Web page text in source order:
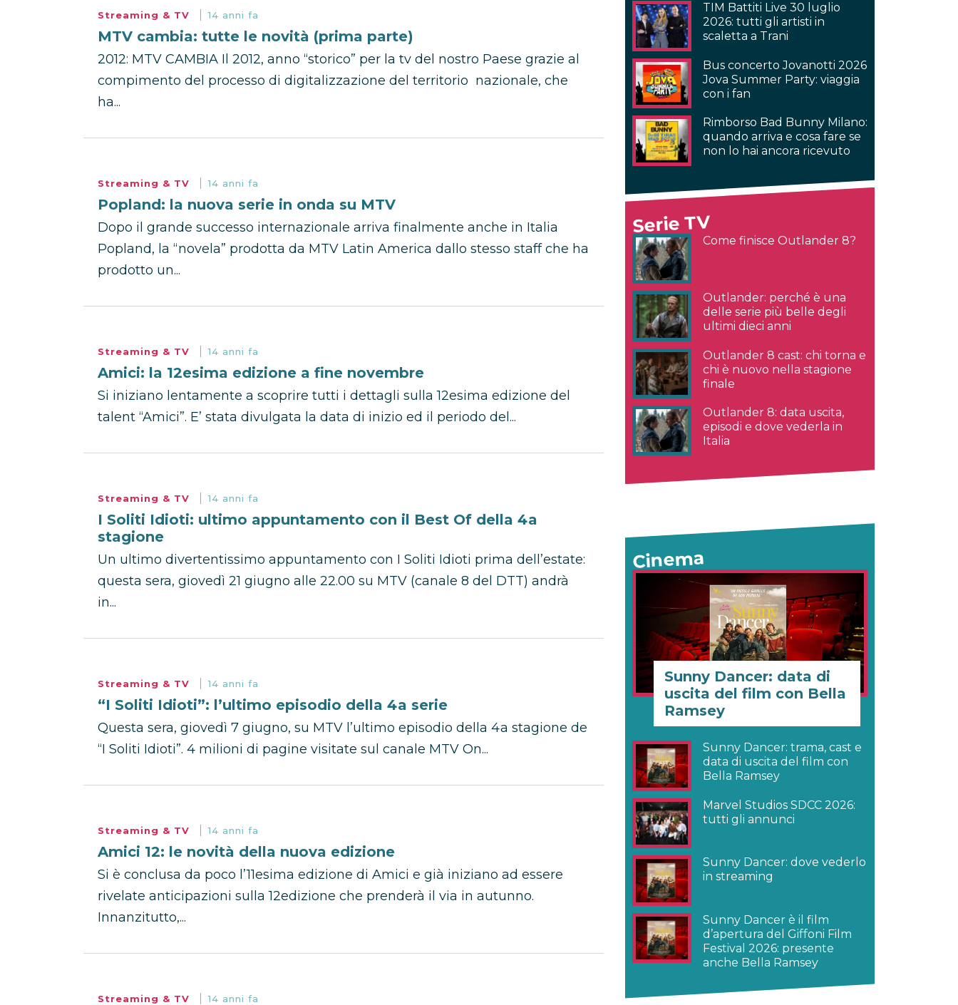
Streaming & TV 14 anni fa
MTV cambia: tutte le novità (prima parte)
2012: MTV CAMBIA Il 2012, anno “storico” per la tv del nostro Paese grazie al
compimento del processo di digitalizzazione del territorio nazionale, che
ha...
Streaming & TV 14 anni fa
Popland: la nuova serie in onda su MTV
Dopo il grande successo internazionale arriva finalmente anche in Italia
Popland, la “novela” prodotta da MTV Latin America dallo stesso staff che ha
prodotto un...
Streaming & TV 14 anni fa
Amici: la 12esima edizione a fine novembre
Si iniziano lentamente a scoprire tutti i dettagli sulla 12esima edizione del
talent “Amici”. E’ stata divulgata la data di inizio ed il periodo del...
Streaming & TV 14 anni fa
I Soliti Idioti: ultimo appuntamento con il Best Of della 4a
stagione
Un ultimo divertentissimo appuntamento con I Soliti Idioti prima dell’estate:
questa sera, giovedì 21 giugno alle 22.00 su MTV (canale 8 del DTT) andrà
in...
Streaming & TV 14 anni fa
“I Soliti Idioti”: l’ultimo episodio della 4a serie
Questa sera, giovedì 7 giugno, su MTV l’ultimo episodio della 4a stagione de
“I Soliti Idioti”. 4 milioni di pagine visitate sul canale MTV On...
Streaming & TV 14 anni fa
Amici 12: le novità della nuova edizione
Si è conclusa da poco l’11esima edizione di Amici e già iniziano ad essere
rivelate anticipazioni sulla 12edizione che prenderà il via in autunno.
Innanzitutto,...
Streaming & TV 14 anni fa
TIM Battiti Live 30 luglio
2026: tutti gli artisti in
scaletta a Trani
Bus concerto Jovanotti 2026
Jova Summer Party: viaggia
con i fan
Rimborso Bad Bunny Milano:
quando arriva e cosa fare se
non lo hai ancora ricevuto
Serie TV
Come finisce Outlander 8?
Outlander: perché è una
delle serie più belle degli
ultimi dieci anni
Outlander 8 cast: chi torna e
chi è nuovo nella stagione
finale
Outlander 8: data uscita,
episodi e dove vederla in
Italia
Cinema
Sunny Dancer: data di
uscita del film con Bella
Ramsey
Sunny Dancer: trama, cast e
data di uscita del film con
Bella Ramsey
Marvel Studios SDCC 2026:
tutti gli annunci
Sunny Dancer: dove vederlo
in streaming
Sunny Dancer è il film
d’apertura del Giffoni Film
Festival 2026: presente
anche Bella Ramsey